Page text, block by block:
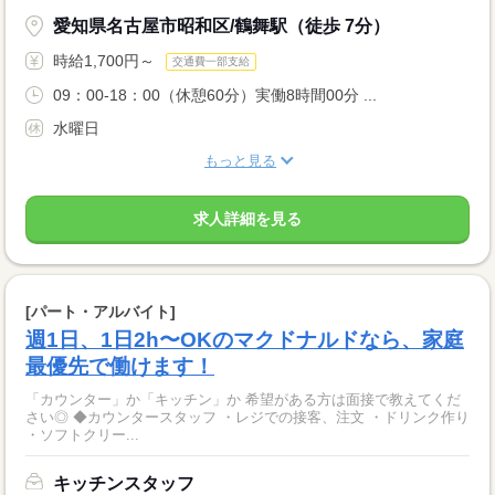
愛知県名古屋市昭和区/鶴舞駅（徒歩 7分）
時給1,700円～ 交通費一部支給
09：00-18：00（休憩60分）実働8時間00分 ...
水曜日
もっと見る
求人詳細を見る
[パート・アルバイト]
週1日、1日2h〜OKのマクドナルドなら、家庭
最優先で働けます！
「カウンター」か「キッチン」か 希望がある方は面接で教えてくだ
さい◎ ◆カウンタースタッフ ・レジでの接客、注文 ・ドリンク作り
・ソフトクリー...
キッチンスタッフ